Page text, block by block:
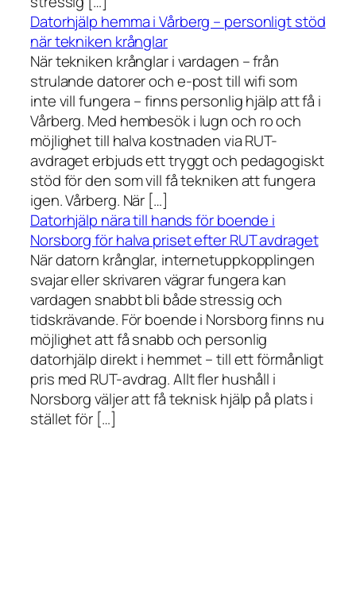
Datorhjälp hemma i Vårberg – personligt stöd
när tekniken krånglar
När tekniken krånglar i vardagen – från
strulande datorer och e-post till wifi som
inte vill fungera – finns personlig hjälp att få i
Vårberg. Med hembesök i lugn och ro och
möjlighet till halva kostnaden via RUT-
avdraget erbjuds ett tryggt och pedagogiskt
stöd för den som vill få tekniken att fungera
igen. Vårberg. När […]
Datorhjälp nära till hands för boende i
Norsborg för halva priset efter RUT avdraget
När datorn krånglar, internetuppkopplingen
svajar eller skrivaren vägrar fungera kan
vardagen snabbt bli både stressig och
tidskrävande. För boende i Norsborg finns nu
möjlighet att få snabb och personlig
datorhjälp direkt i hemmet – till ett förmånligt
pris med RUT-avdrag. Allt fler hushåll i
Norsborg väljer att få teknisk hjälp på plats i
stället för […]